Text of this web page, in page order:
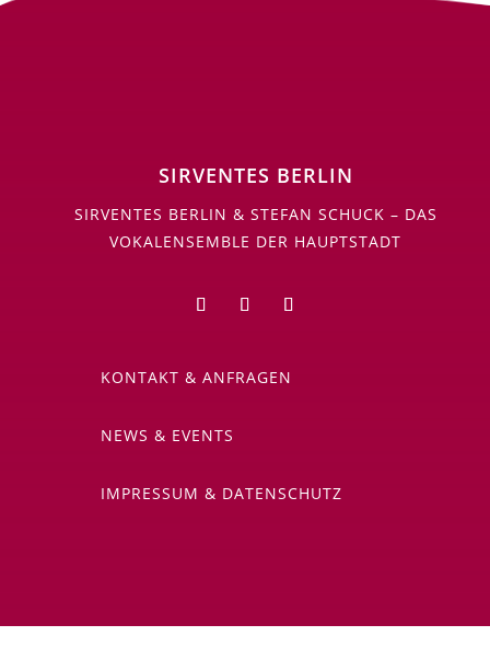
SIRVENTES BERLIN
SIRVENTES BERLIN & STEFAN SCHUCK – DAS
VOKALENSEMBLE DER HAUPTSTADT
KONTAKT & ANFRAGEN
NEWS & EVENTS
IMPRESSUM & DATENSCHUTZ